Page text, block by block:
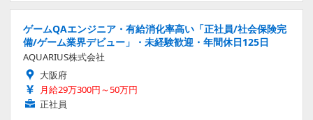
ゲームQAエンジニア・有給消化率高い「正社員/社会保険完
備/ゲーム業界デビュー」・未経験歓迎・年間休日125日
AQUARIUS株式会社
大阪府
月給29万300円～50万円
正社員